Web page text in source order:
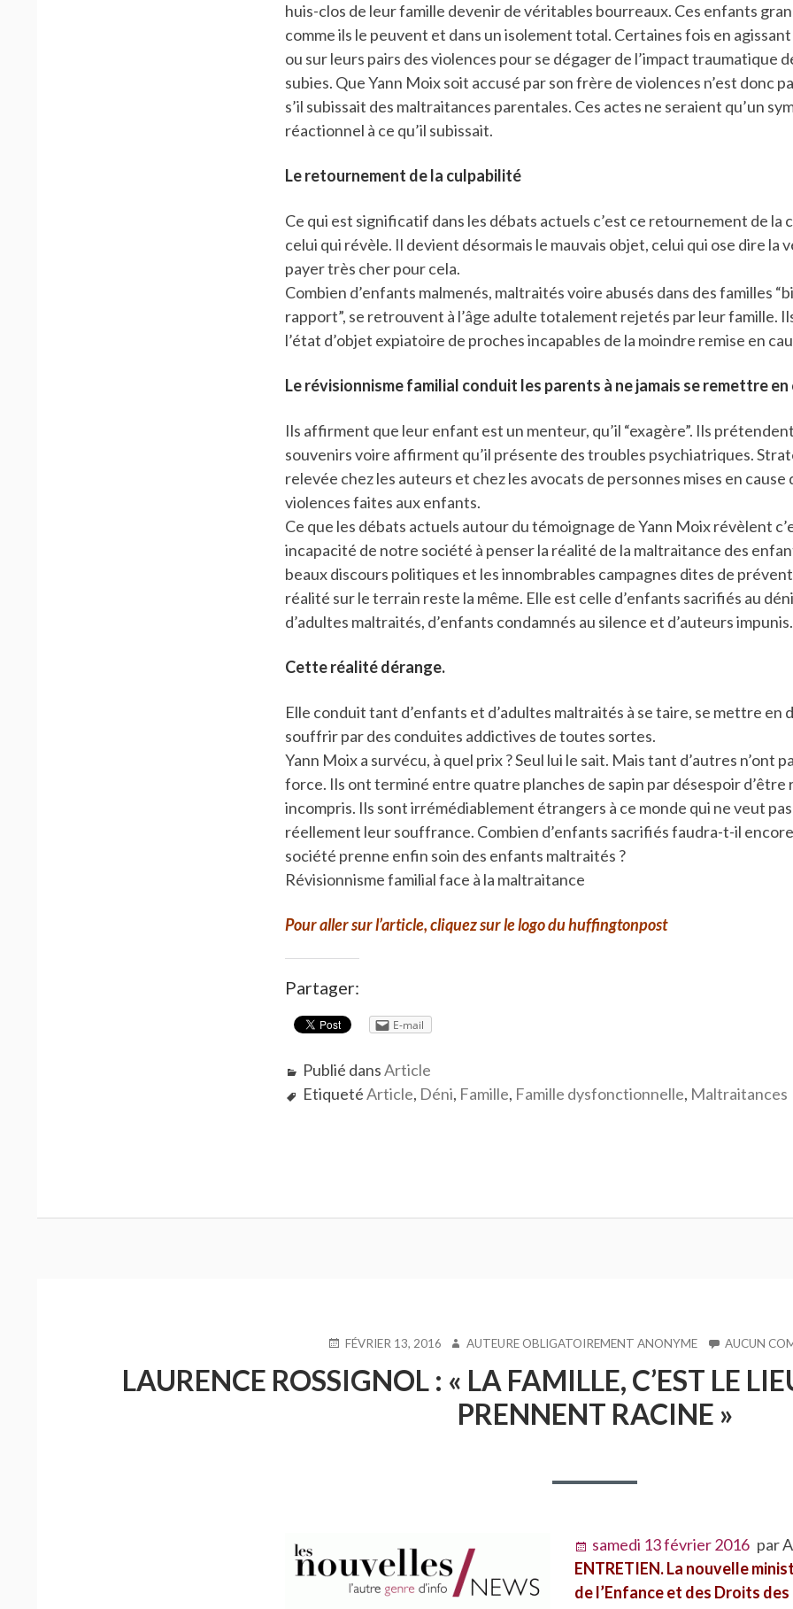
huis-clos de leur famille devenir de véritables bourreaux. Ces enfants
comme ils le peuvent et dans un isolement total. Certaines fois en
ou sur leurs pairs des violences pour se dégager de l’impact traumatique
subies. Que Yann Moix soit accusé par son frère de violences n’est donc
s’il subissait des maltraitances parentales. Ces actes ne seraient qu’un
réactionnel à ce qu’il subissait.
Le retournement de la culpabilité
Ce qui est significatif dans les débats actuels c’est ce retournement de la
celui qui révèle. Il devient désormais le mauvais objet, celui qui ose dire la
payer très cher pour cela.
Combien d’enfants malmenés, maltraités voire abusés dans des familles
rapport”, se retrouvent à l’âge adulte totalement rejetés par leur famille.
l’état d’objet expiatoire de proches incapables de la moindre remise en
Le révisionnisme familial conduit les parents à ne jamais se remettre en
Ils affirment que leur enfant est un menteur, qu’il “exagère”. Ils
souvenirs voire affirment qu’il présente des troubles psychiatriques.
relevée chez les auteurs et chez les avocats de personnes mises en cause
violences faites aux enfants.
Ce que les débats actuels autour du témoignage de Yann Moix révèlent
incapacité de notre société à penser la réalité de la maltraitance des
beaux discours politiques et les innombrables campagnes dites de
réalité sur le terrain reste la même. Elle est celle d’enfants sacrifiés au
d’adultes maltraités, d’enfants condamnés au silence et d’auteurs impunis.
Cette réalité dérange.
Elle conduit tant d’enfants et d’adultes maltraités à se taire, se mettre en
souffrir par des conduites addictives de toutes sortes.
Yann Moix a survécu, à quel prix ? Seul lui le sait. Mais tant d’autres n’ont
force. Ils ont terminé entre quatre planches de sapin par désespoir d’être
incompris. Ils sont irrémédiablement étrangers à ce monde qui ne veut
réellement leur souffrance. Combien d’enfants sacrifiés faudra-t-il
société prenne enfin soin des enfants maltraités ?
Révisionnisme familial face à la maltraitance
Pour aller sur l’article, cliquez sur le logo du huffingtonpost
Partager:
E-mail
Publié dansArticle
EtiquetéArticle, Déni, Famille, Famille dysfonctionnelle, Maltraitances
PUBLIÉ
FÉVRIER 13, 2016 AUTEUR
AUTEURE OBLIGATOIREMENT ANONYME AUCUN
LAURENCE ROSSIGNOL : « LA FAMILLE, C’EST LE
PRENNENT RACINE »
samedi 13 février 2016 par
ENTRETIEN. La nouvelle
de l’Enfance et des Droits